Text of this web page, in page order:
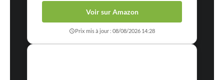
Voir sur Amazon
Prix mis à jour : 08/08/2026 14:28